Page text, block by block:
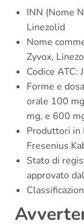
INN (Nome
Linezolid
Nome
Zyvox,
Codice ATC:
Forme e
orale 100
mg, e 600
Produttori in
Fresenius
Stato di
approvato